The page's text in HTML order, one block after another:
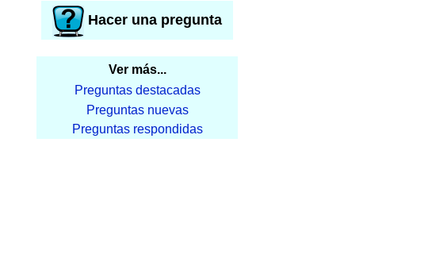
Hacer una pregunta
Ver más...
Preguntas destacadas
Preguntas nuevas
Preguntas respondidas